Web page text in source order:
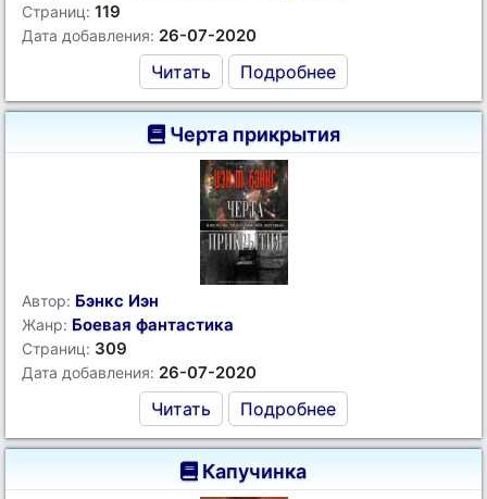
Страниц: 119
Дата добавления: 26-07-2020
Читать Подробнее
Черта прикрытия
Автор: Бэнкс Иэн
Жанр: Боевая фантастика
Страниц: 309
Дата добавления: 26-07-2020
Читать Подробнее
Капучинка